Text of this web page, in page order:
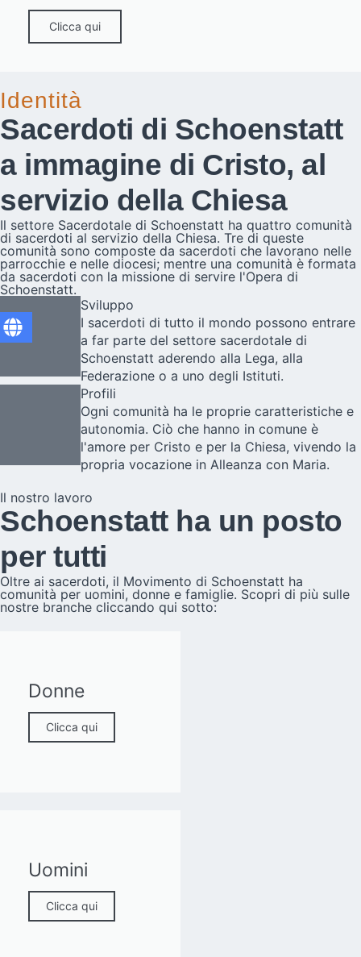
Clicca qui
Identità
Sacerdoti di Schoenstatt
a immagine di Cristo, al
servizio della Chiesa
Il settore Sacerdotale di Schoenstatt ha quattro comunità
di sacerdoti al servizio della Chiesa. Tre di queste
comunità sono composte da sacerdoti che lavorano nelle
parrocchie e nelle diocesi; mentre una comunità è formata
da sacerdoti con la missione di servire l'Opera di
Schoenstatt.
Sviluppo
I sacerdoti di tutto il mondo possono entrare
a far parte del settore sacerdotale di
Schoenstatt aderendo alla Lega, alla
Federazione o a uno degli Istituti.
Profili
Ogni comunità ha le proprie caratteristiche e
autonomia. Ciò che hanno in comune è
l'amore per Cristo e per la Chiesa, vivendo la
propria vocazione in Alleanza con Maria.
Il nostro lavoro
Schoenstatt ha un posto
per tutti
Oltre ai sacerdoti, il Movimento di Schoenstatt ha
comunità per uomini, donne e famiglie. Scopri di più sulle
nostre branche cliccando qui sotto:
Donne
Clicca qui
Uomini
Clicca qui